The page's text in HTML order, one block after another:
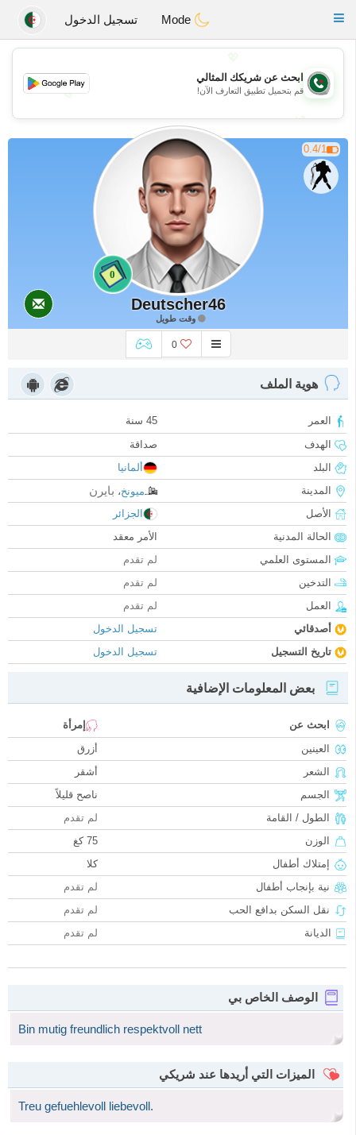
Weshrak
Toggle
تسجيل الدخول
💖
💕
💕
ابحث عن شريكك المثالي
قم بتحميل تطبيق التعارف الآن!
0.4/1
0
Deutscher46
وقت طويل
0
هوية الملف
العمر
45 سنة
الهدف
صداقة
البلد
ألمانيا
المدينة
ميونخ، بايرن
الأصل
الجزائر
الحالة المدنية
الأمر معقد
المستوى العلمي
لم تقدم
التدخين
لم تقدم
العمل
لم تقدم
أصدقائي
تسجيل الدخول
تاريخ التسجيل
تسجيل الدخول
بعض المعلومات الإضافية
ابحث عن
إمرأة
العينين
أزرق
الشعر
أشقر
الجسم
ناصح قليلاً
الطول / القامة
لم تقدم
الوزن
75 كغ
إمتلاك أطفال
كلا
نية بإنجاب أطفال
لم تقدم
نقل السكن بدافع الحب
لم تقدم
الديانة
لم تقدم
الوصف الخاص بي
Bin mutig freundlich respektvoll nett
الميزات التي أريدها عند شريكي
Treu gefuehlevoll liebevoll.